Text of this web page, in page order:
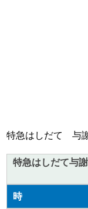
特急はしだて 与
特急はしだて与